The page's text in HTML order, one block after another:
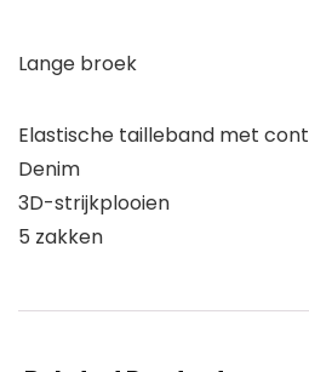
Lange broek
Elastische tailleband met
Denim
3D-strijkplooien
5 zakken